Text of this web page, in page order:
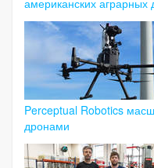
Perceptual Robotics
дронами